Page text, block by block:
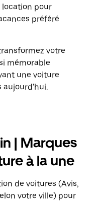
location pour
préféré
votre
mémorable
une voiture
aujourd'hui.
| Marques
à la une
de voitures (Avis,
votre ville) pour